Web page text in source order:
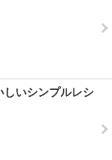
しいシンプルレシ